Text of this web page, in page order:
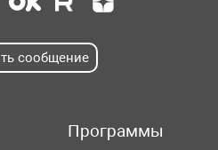
сообщение
Программы